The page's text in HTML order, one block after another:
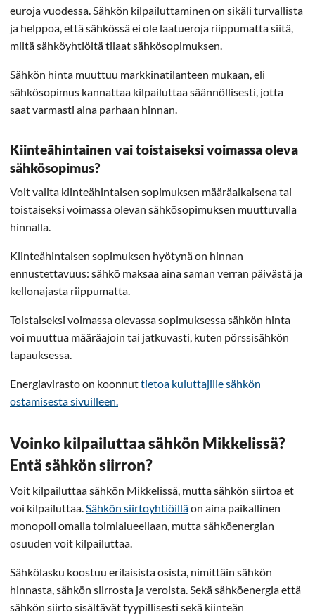
euroja vuodessa. Sähkön kilpailuttaminen on sikäli turvallista
ja helppoa, että sähkössä ei ole laatueroja riippumatta siitä,
miltä sähköyhtiöltä tilaat sähkösopimuksen.
Sähkön hinta muuttuu markkinatilanteen mukaan, eli
sähkösopimus kannattaa kilpailuttaa säännöllisesti, jotta
saat varmasti aina parhaan hinnan.
Kiinteähintainen vai toistaiseksi voimassa oleva
sähkösopimus?
Voit valita kiinteähintaisen sopimuksen määräaikaisena tai
toistaiseksi voimassa olevan sähkösopimuksen muuttuvalla
hinnalla.
Kiinteähintaisen sopimuksen hyötynä on hinnan
ennustettavuus: sähkö maksaa aina saman verran päivästä ja
kellonajasta riippumatta.
Toistaiseksi voimassa olevassa sopimuksessa sähkön hinta
voi muuttua määräajoin tai jatkuvasti, kuten pörssisähkön
tapauksessa.
Energiavirasto on koonnuttietoa kuluttajille sähkön
ostamisesta sivuilleen.
Voinko kilpailuttaa sähkön Mikkelissä?
Entä sähkön siirron?
Voit kilpailuttaa sähkön Mikkelissä, mutta sähkön siirtoa et
voi kilpailuttaa.Sähkön siirtoyhtiöilläon aina paikallinen
monopoli omalla toimialueellaan, mutta sähköenergian
osuuden voit kilpailuttaa.
Sähkölasku koostuu erilaisista osista, nimittäin sähkön
hinnasta, sähkön siirrosta ja veroista. Sekä sähköenergia että
sähkön siirto sisältävät tyypillisesti sekä kiinteän